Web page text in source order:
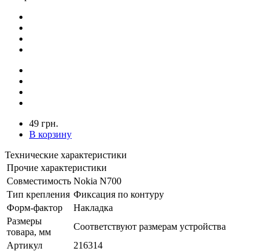
49 грн.
В корзину
Технические характеристики
Прочие характеристики
Совместимость Nokia N700
Тип крепления Фиксация по контуру
Форм-фактор
Накладка
Размеры
товара, мм
Соответствуют размерам устройства
Артикул
216314